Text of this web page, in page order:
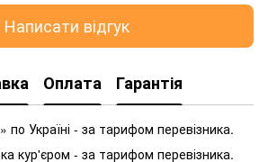
Написати відгук
Оплата Гарантія
Україні - за тарифом перевізника.
кур'єром - за тарифом перевізника.